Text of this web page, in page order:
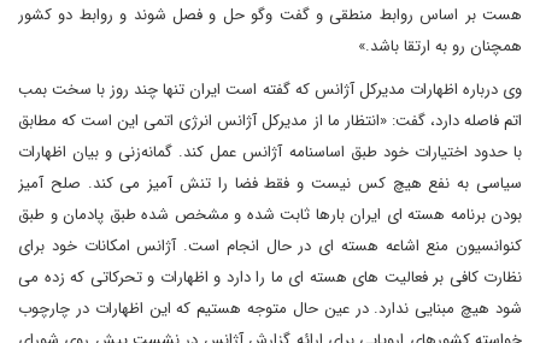
هست بر اساس روابط منطقی و گفت وگو حل و فصل شوند و روابط دو کشور
همچنان رو به ارتقا باشد.»
وی درباره اظهارات مدیرکل آژانس که گفته است ایران تنها چند روز با سخت بمب
اتم فاصله دارد، گفت: «انتظار ما از مدیرکل آژانس انرژی اتمی این است که مطابق
با حدود اختیارات خود طبق اساسنامه آژانس عمل کند. گمانه‌زنی و بیان اظهارات
سیاسی به نفع هیچ کس نیست و فقط فضا را تنش آمیز می کند. صلح آمیز
بودن برنامه هسته ای ایران بارها ثابت شده و مشخص شده طبق پادمان و طبق
کنوانسیون منع اشاعه هسته ای در حال انجام است. آژانس امکانات خود برای
نظارت کافی بر فعالیت های هسته ای ما را دارد و اظهارات و تحرکاتی که زده می
شود هیچ مبنایی ندارد. در عین حال متوجه هستیم که این اظهارات در چارچوب